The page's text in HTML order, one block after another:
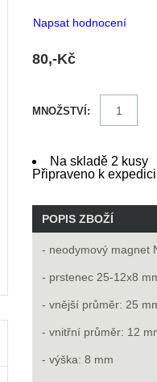
Napsat hodnocení
80,-Kč
MNOŽSTVÍ:
Na skladě 2 kusy
Připraveno k expedici
POPIS ZBOŽÍ
- neodymový magnet
- prstenec 25-12x8
- vnější průměr: 25
- vnitřní průměr: 12
- výška: 8 mm